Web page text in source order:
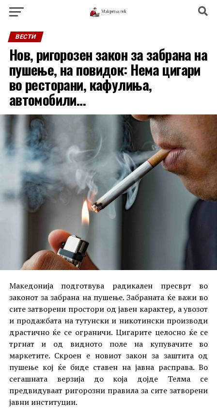
ВЕСТИ
Нов, ригорозен закон за забрана на
пушење, на повидок: Нема цигари
во ресторани, кафулиња,
автомобили…
Македонија подготвува радикален пресврт во
законот за забрана на пушење. Забраната ќе важи во
сите затворени простори од јавен карактер, а увозот
и продажбата на тутунски и никотински производи
драстично ќе се ограничи. Цигарите целосно ќе се
тргнат и од видното поле на купувачите во
маркетите. Скроен е новиот закон за заштита од
пушење кој ќе биде ставен на јавна расправа. Во
сегашната верзија до која дојде Телма се
предвидуваат ригорозни правила за сите затворени
јавни институции.